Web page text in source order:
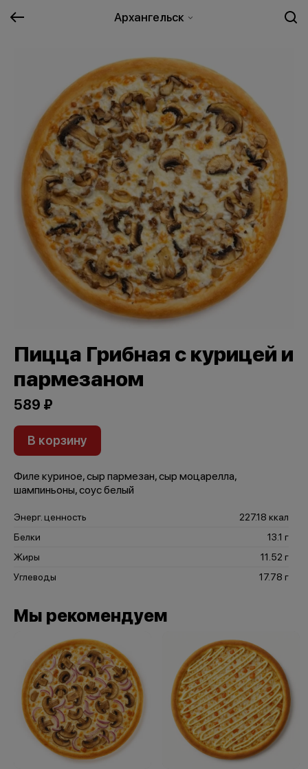
Архангельск
Пицца Грибная с курицей и
пармезаном
589 ₽
В корзину
Филе куриное, сыр пармезан, сыр моцарелла,
шампиньоны, соус белый
Энерг. ценность
227.18 ккал
Белки
13.1 г
Жиры
11.52 г
Углеводы
17.78 г
Мы рекомендуем